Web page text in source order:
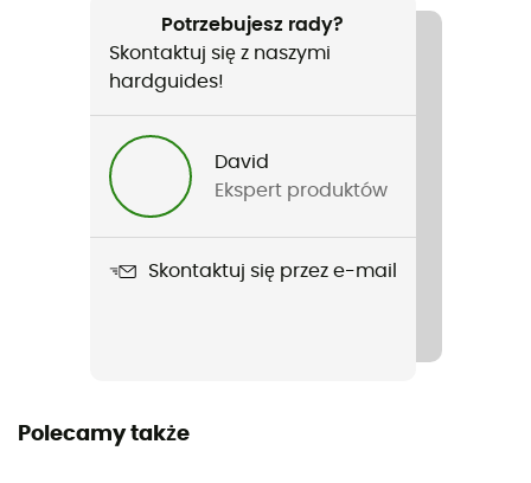
510 g (Regular) / 709 g (Wide Long)
Nazwa produktu
Rapide SL Insulated
Współczynnik R-Value
Sposób nadmuchiwania
Potrzebujesz rady?
Skontaktuj się z naszymi
hardguides!
David
Ekspert produktów
Skontaktuj się przez e-mail
Polecamy także